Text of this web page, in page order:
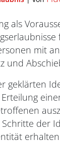
als
mit
und
geklärten
der